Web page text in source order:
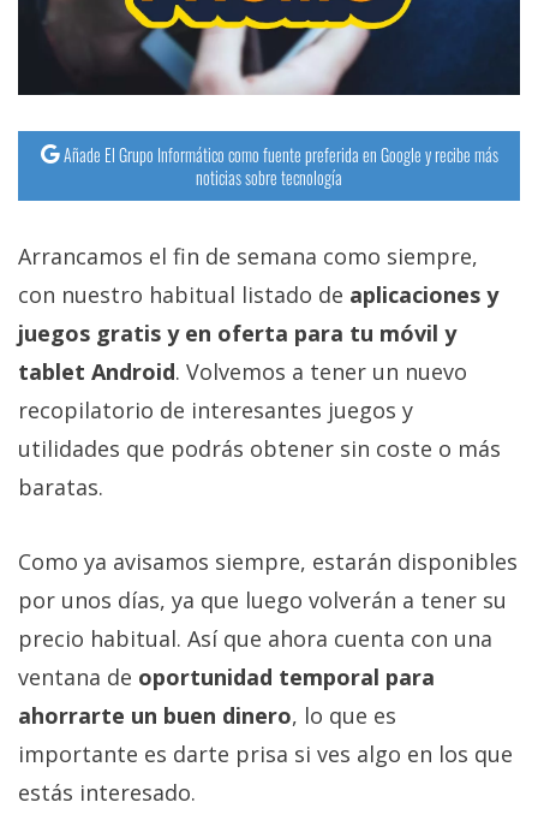
Añade El Grupo Informático como fuente preferida en Google y recibe más
noticias sobre tecnología
Arrancamos el fin de semana como siempre,
con nuestro habitual listado de aplicaciones y
juegos gratis y en oferta para tu móvil y
tablet Android. Volvemos a tener un nuevo
recopilatorio de interesantes juegos y
utilidades que podrás obtener sin coste o más
baratas.
Como ya avisamos siempre, estarán disponibles
por unos días, ya que luego volverán a tener su
precio habitual. Así que ahora cuenta con una
ventana de oportunidad temporal para
ahorrarte un buen dinero, lo que es
importante es darte prisa si ves algo en los que
estás interesado.